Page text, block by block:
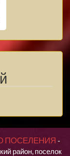
ПОСЕЛЕНИЯ -
район, поселок